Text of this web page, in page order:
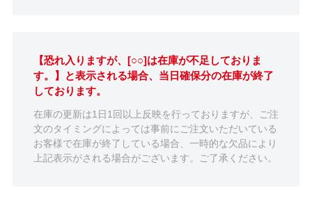
【恐れ入りますが、[○○]は在庫が不足しておりま
す。】と表示される場合、当日確保分の在庫が終了
しております。
在庫の更新は1日1回以上反映を行っておりますが、ご注
文のタイミングによっては事前にご注文いただいている
お客様で在庫が終了している場合、一時的な欠品により
上記表示がされる場合がございます。ご了承ください。